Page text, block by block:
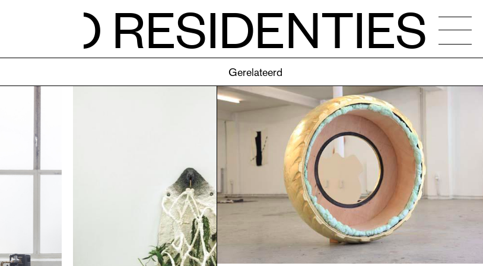
RESIDENTIES
NIEUWS
KALENDER
ATELIERS
RESIDENTIES
Gerelateerd